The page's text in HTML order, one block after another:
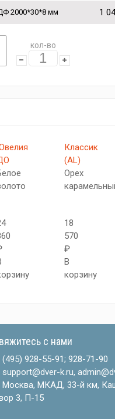
2000*30*8 мм 1
кол-во
Классик
(AL)
Орех
18
570
₽
В
корзину
с нами
(495) 928-55-91; 928-71-90
support@dver-k.ru,
Москва, МКАД, 33-й км,
3, П-15